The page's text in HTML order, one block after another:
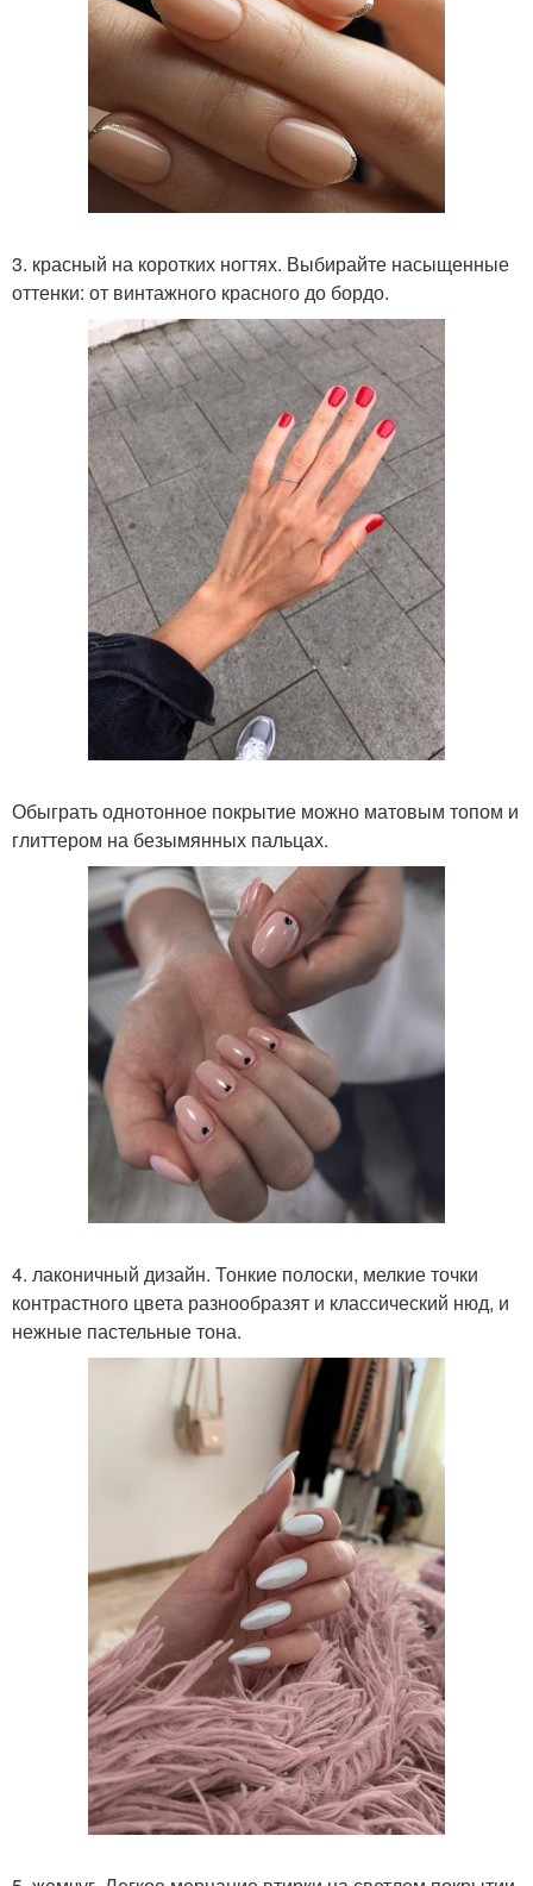
3. красный на коротких ногтях. Выбирайте насыщенные
оттенки: от винтажного красного до бордо.
Обыграть однотонное покрытие можно матовым топом и
глиттером на безымянных пальцах.
4. лаконичный дизайн. Тонкие полоски, мелкие точки
контрастного цвета разнообразят и классический нюд, и
нежные пастельные тона.